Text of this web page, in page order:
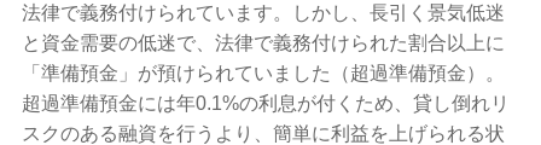
法律で義務付けられています。しかし、長引く景気低迷
と資金需要の低迷で、法律で義務付けられた割合以上に
「準備預金」が預けられていました（超過準備預金）。
超過準備預金には年0.1%の利息が付くため、貸し倒れリ
スクのある融資を行うより、簡単に利益を上げられる状